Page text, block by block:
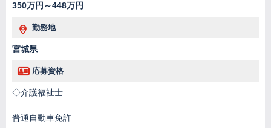
350万円～448万円
勤務地
宮城県
応募資格
◇介護福祉士
普通自動車免許